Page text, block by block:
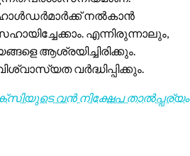
നൽകാൻ
എന്നിരുന്നാലും,
ആശ്രയിച്ചിരിക്കും.
വർദ്ധിപ്പിക്കും.
വൻ നിക്ഷേപ താൽപ്പര്യം